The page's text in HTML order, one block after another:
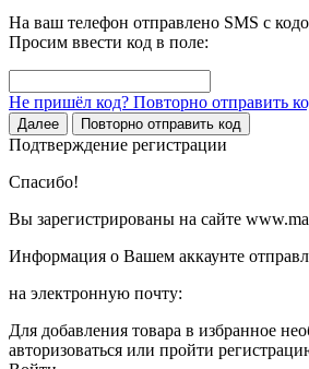
На ваш телефон отправлено SMS с
Просим ввести код в поле:
Не пришёл код? Повторно отправить
Далее Повторно отправить код
Подтверждение регистрации
Спасибо!
Вы зарегистрированы на сайте
Информация о Вашем аккаунте
на электронную почту:
Для добавления товара в избранное
авторизоваться или пройти